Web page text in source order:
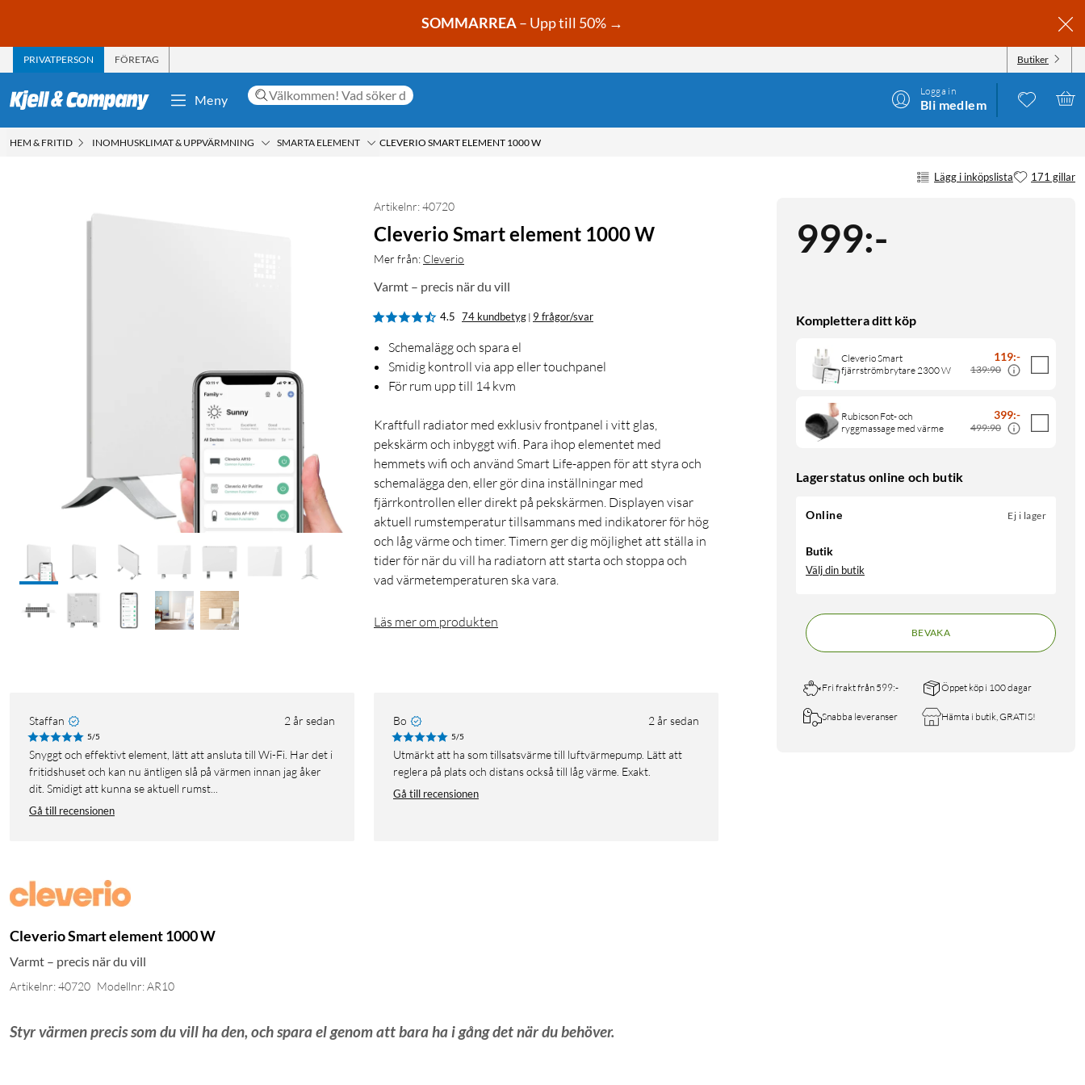
SOMMARREA– Upp till 50% →
PRIVATPERSON FÖRETAG Butiker
Meny
Logga in
Bli medlem
HEM & FRITID INOMHUSKLIMAT & UPPVÄRMNING SMARTA ELEMENT CLEVERIO SMART ELEMENT 1000 W
Lägg i inköpslista 171 gillar
999:-
Komplettera ditt köp
Cleverio Smart
fjärrströmbrytare 2300 W
119:-
139:90
Rubicson Fot- och
ryggmassage med värme
399:-
499:90
Lagerstatus online och butik
Online Ej i lager
Butik
Välj din butik
BEVAKA
Fri frakt från 599:- Öppet köp i 100 dagar
Snabba leveranser Hämta i butik, GRATIS!
Artikelnr: 40720
Cleverio Smart element 1000 W
Mer från: Cleverio
Varmt – precis när du vill
4.5 74 kundbetyg | 9 frågor/svar
Schemalägg och spara el
Smidig kontroll via app eller touchpanel
För rum upp till 14 kvm
Kraftfull radiator med exklusiv frontpanel i vitt glas,
pekskärm och inbyggt wifi. Para ihop elementet med
hemmets wifi och använd Smart Life-appen för att styra och
schemalägga den, eller gör dina inställningar med
fjärrkontrollen eller direkt på pekskärmen. Displayen visar
aktuell rumstemperatur tillsammans med indikatorer för hög
och låg värme och timer. Timern ger dig möjlighet att ställa in
tider för när du vill ha radiatorn att starta och stoppa och
vad värmetemperaturen ska vara.
Läs mer om produkten
Staffan 2 år sedan
5/5
Snyggt och effektivt element, lätt att ansluta till Wi-Fi. Har det i
fritidshuset och kan nu äntligen slå på värmen innan jag åker
dit. Smidigt att kunna se aktuell rumst...
Gå till recensionen
Bo 2 år sedan
5/5
Utmärkt att ha som tillsatsvärme till luftvärmepump. Lätt att
reglera på plats och distans också till låg värme. Exakt.
Gå till recensionen
Cleverio Smart element 1000 W
Varmt – precis när du vill
Artikelnr: 40720 Modellnr: AR10
Styr värmen precis som du vill ha den, och spara el genom att bara ha i gång det när du behöver.